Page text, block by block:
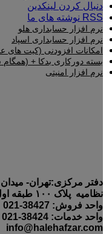
دنبال کردن لینکدین
RSS نوشته های ما
نرم افزار حسابداری هلو
نرم افزار حسابداری اسپاد
امکانات افزودنی (کیت های
بسته دورکاری بدکا +
نرم افزار امنیتی
دفتر مرکزی:تهران-
نظامیه پلاک ۱۰۰ طبقه اول واحد ۲
واحد فروش: 38427-021
واحد خدمات: 38424-021
info@halehafzar.com